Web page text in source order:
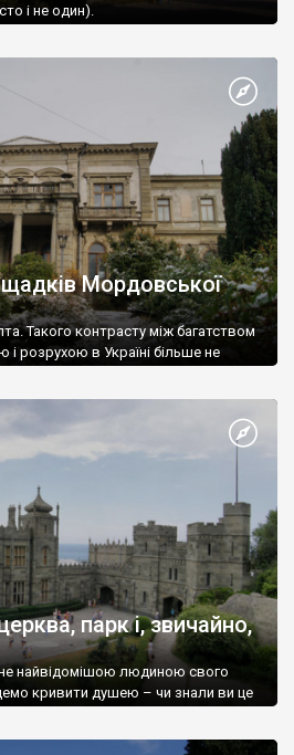
і не один).
Мордовської
Такого контрасту між багатством
і розрухою в Україні більше не
парк і, звичайно,
найвідомішою людиною свого
кривити душею – чи знали ви це